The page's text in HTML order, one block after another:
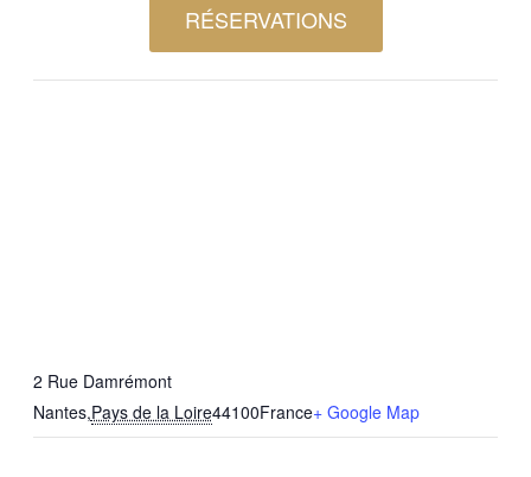
RÉSERVATIONS
2 Rue Damrémont
Nantes,Pays de la Loire44100France+ Google Map